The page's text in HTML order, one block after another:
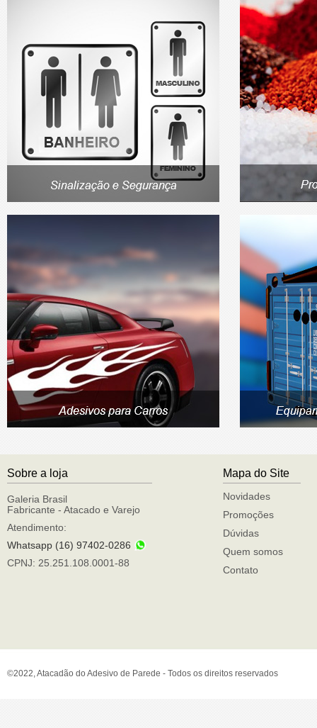
Sobre a loja
Galeria Brasil
Fabricante - Atacado e Varejo
Atendimento:
Whatsapp (16) 97402-0286
CPNJ: 25.251.108.0001-88
Mapa do Site
Novidades
Promoções
Dúvidas
Quem somos
Contato
©2022, Atacadão do Adesivo de Parede - Todos os direitos reservados